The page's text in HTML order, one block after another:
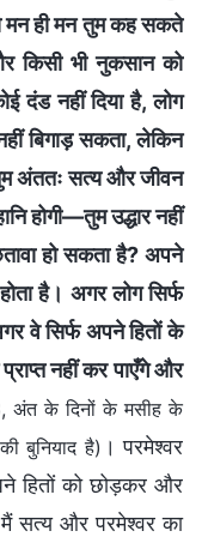
मन ही मन तुम कह सकते
किसी भी नुकसान को
दंड नहीं दिया है, लोग
बिगाड़ सकता, लेकिन
अंततः सत्य और जीवन
होगी—तुम उद्धार नहीं
हो सकता है? अपने
है। अगर लोग सिर्फ
वे सिर्फ अपने हितों के
नहीं कर पाएँगे और
अंत के दिनों के मसीह के
बुनियाद है) । परमेश्वर
हितों को छोड़कर और
मैं सत्य और परमेश्वर का